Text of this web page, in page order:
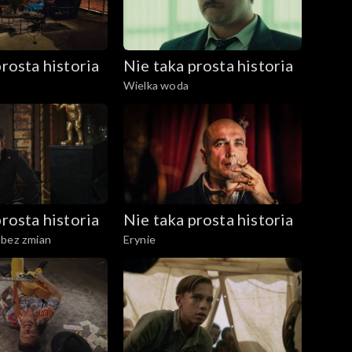
historia Nie taka prosta historia
Wielka woda
historia
zmian
Nie taka prosta historia
Erynie